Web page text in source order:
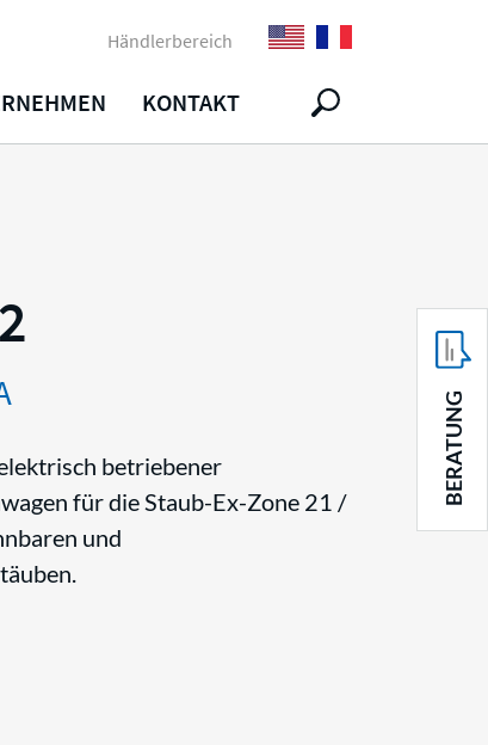
Händlerbereich
KONTAKT
BERATUNG
betriebener
für die Staub-Ex-Zone 21 /
und